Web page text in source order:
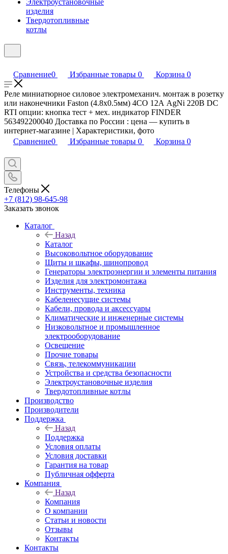
Электроустановочные
изделия
Твердотопливные
котлы
Сравнение0 Избранные товары 0 Корзина 0
Реле миниатюрное силовое электромеханич. монтаж в розетку
или наконечники Faston (4.8х0.5мм) 4CO 12А AgNi 220В DC
RTI опции: кнопка тест + мех. индикатор FINDER
563492200040 Доставка по России : цена — купить в
интернет-магазине | Характеристики, фото
Сравнение0 Избранные товары 0 Корзина 0
Телефоны
+7 (812) 98-645-98
Заказать звонок
Каталог
Назад
Каталог
Высоковольтное оборудование
Щиты и шкафы, шинопровод
Генераторы электроэнергии и элементы питания
Изделия для электромонтажа
Инструменты, техника
Кабеленесущие системы
Кабели, провода и аксессуары
Климатические и инженерные системы
Низковольтное и промышленное
электрооборудование
Освещение
Прочие товары
Связь, телекоммуникации
Устройства и средства безопасности
Электроустановочные изделия
Твердотопливные котлы
Производство
Производители
Поддержка
Назад
Поддержка
Условия оплаты
Условия доставки
Гарантия на товар
Публичная офферта
Компания
Назад
Компания
О компании
Статьи и новости
Отзывы
Контакты
Контакты